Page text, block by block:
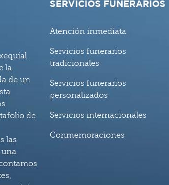
la
de un
de
las
una
SERVICIOS FUNERARIOS
Atención inmediata
Servicios funerarios
tradicionales
Servicios funerarios
personalizados
Servicios internacionales
Conmemoraciones